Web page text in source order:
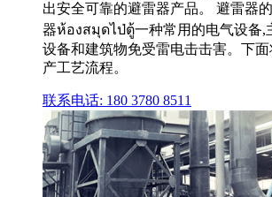
出安全可靠的避雷器产品。 避雷器
器ห้องสมุดไป่ตู้一种常用的电气设备,
设备和建筑物免受雷电击击害。下
产工艺流程。
联系电话: 180 3780 8511